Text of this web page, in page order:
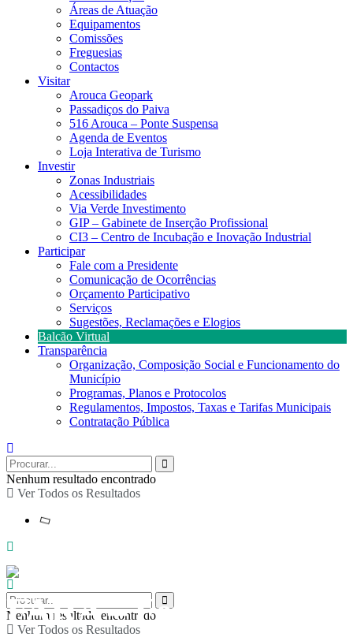
Áreas de Atuação
Equipamentos
Comissões
Freguesias
Contactos
Visitar
Arouca Geopark
Passadiços do Paiva
516 Arouca – Ponte Suspensa
Agenda de Eventos
Loja Interativa de Turismo
Investir
Zonas Industriais
Acessibilidades
Via Verde Investimento
GIP – Gabinete de Inserção Profissional
CI3 – Centro de Incubação e Inovação Industrial
Participar
Fale com a Presidente
Comunicação de Ocorrências
Orçamento Participativo
Serviços
Sugestões, Reclamações e Elogios
Balcão Virtual
Transparência
Organização, Composição Social e Funcionamento do
Município
Programas, Planos e Protocolos
Regulamentos, Impostos, Taxas e Tarifas Municipais
Contratação Pública
Nenhum resultado encontrado
Ver Todos os Resultados
Nenhum resultado encontrado
Ver Todos os Resultados
FARA – Festival de